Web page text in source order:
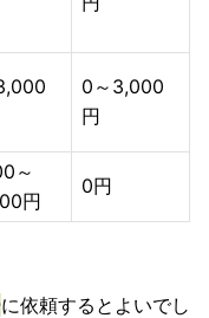
0～3,000
円
～
円
0円
に依頼するとよいでし